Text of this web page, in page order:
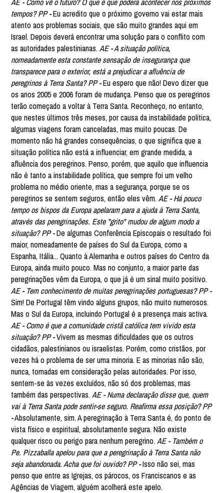
tempos? PP -Eu acredito que o próximo governo vai estar mais
atento aos problemas sociais, que são muito grandes aqui em
Israel. Depois deverá encontrar uma solução para o conflito com
as autoridades palestinianas.AE - A situação política,
nomeadamente esta constante sensação de insegurança que
transparece para o exterior, está a prejudicar a afluência de
peregrinos à Terra Santa? PP -Eu espero que não! Devo dizer que
os anos 2005 e 2006 foram de mudança. Penso que os peregrinos
terão começado a voltar à Terra Santa. Reconheço, no entanto,
que nestes últimos três meses, por causa da instabilidade política,
algumas viagens foram canceladas, mas muito poucas. De
momento não há grandes consequências, o que significa que a
situação política não está a influenciar, em grande medida, a
afluência dos peregrinos. Penso, porém, que aquilo que influencia
não é tanto a instabilidade política, que sempre foi um velho
problema no médio oriente, mas a segurança, porque se os
peregrinos se sentem seguros, então eles vêm.AE - Há pouco
tempo os bispos da Europa apelaram para a ajuda à Terra Santa,
através das peregrinações. Este "grito" mudou de algum modo a
situação? PP -De algumas Conferência Episcopais o resultado foi
maior, nomeadamente de países do Sul da Europa, como a
Espanha, Itália... Quanto à Alemanha e outros países do Centro da
Europa, ainda muito pouco. Mas no conjunto, a maior parte das
peregrinações vêm da Europa, o que já é um sinal muito positivo.
AE - Tem conhecimento de muitas peregrinações portuguesas? PP -
Sim! De Portugal têm vindo alguns grupos, não muito numerosos.
Mas o Sul da Europa, incluindo Portugal é a presença mais activa.
AE - Como é que a comunidade cristã católica tem vivido esta
situação? PP -Vivem as mesmas dificuldades que os outros
cidadãos, palestinianos ou israelistas. Porém, como cristãos, por
vezes há o problema de ser uma minoria. E as minorias não são,
nunca, tomadas em consideração pelas autoridades. Por isso,
sentem-se às vezes excluídos, não só dos problemas, mas
também das perspectivas.AE - Numa declaração disse que, quem
vai à Terra Santa pode sentir-se seguro. Reafirma essa posição? PP
-Absolutamente, sim. A peregrinação à Terra Santa é, do ponto de
vista físico e espiritual, absolutamente segura. Não existe
qualquer risco ou perigo para nenhum peregrino.AE - Também o
Pe. Pizzaballa apelou para que a peregrinação à Terra Santa não
seja abandonada. Acha que foi ouvido? PP -Isso não sei, mas
penso que entre as Igrejas, os párocos, os Franciscanos e as
Agências de Viagem, alguém acolherá este apelo.